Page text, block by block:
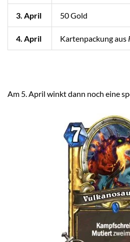
3. April 50 Gold
4. April Kartenpackung aus
Am 5. April winkt dann noch eine